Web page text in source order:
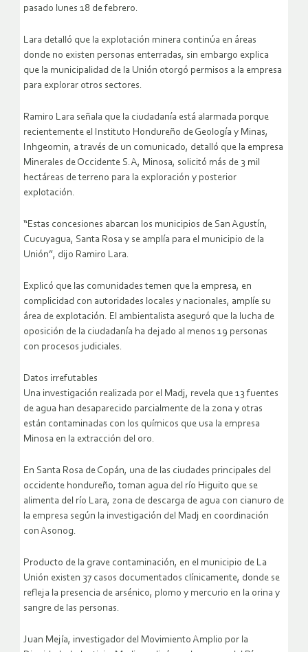
pasado lunes 18 de febrero.
Lara detalló que la explotación minera continúa en áreas
donde no existen personas enterradas, sin embargo explica
que la municipalidad de la Unión otorgó permisos a la empresa
para explorar otros sectores.
Ramiro Lara señala que la ciudadanía está alarmada porque
recientemente el Instituto Hondureño de Geología y Minas,
Inhgeomin, a través de un comunicado, detalló que la empresa
Minerales de Occidente S.A, Minosa, solicitó más de 3 mil
hectáreas de terreno para la exploración y posterior
explotación.
“Estas concesiones abarcan los municipios de San Agustín,
Cucuyagua, Santa Rosa y se amplía para el municipio de la
Unión”, dijo Ramiro Lara.
Explicó que las comunidades temen que la empresa, en
complicidad con autoridades locales y nacionales, amplíe su
área de explotación. El ambientalista aseguró que la lucha de
oposición de la ciudadanía ha dejado al menos 19 personas
con procesos judiciales.
Datos irrefutables
Una investigación realizada por el Madj, revela que 13 fuentes
de agua han desaparecido parcialmente de la zona y otras
están contaminadas con los químicos que usa la empresa
Minosa en la extracción del oro.
En Santa Rosa de Copán, una de las ciudades principales del
occidente hondureño, toman agua del río Higuito que se
alimenta del río Lara, zona de descarga de agua con cianuro de
la empresa según la investigación del Madj en coordinación
con Asonog.
Producto de la grave contaminación, en el municipio de La
Unión existen 37 casos documentados clínicamente, donde se
refleja la presencia de arsénico, plomo y mercurio en la orina y
sangre de las personas.
Juan Mejía, investigador del Movimiento Amplio por la